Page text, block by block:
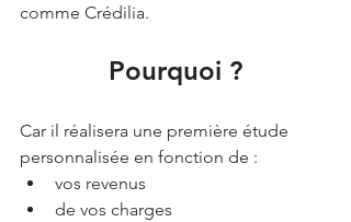
comme Crédilia.
Pourquoi ?
Car il réalisera une première étude
personnalisée en fonction de :
vos revenus
de vos charges